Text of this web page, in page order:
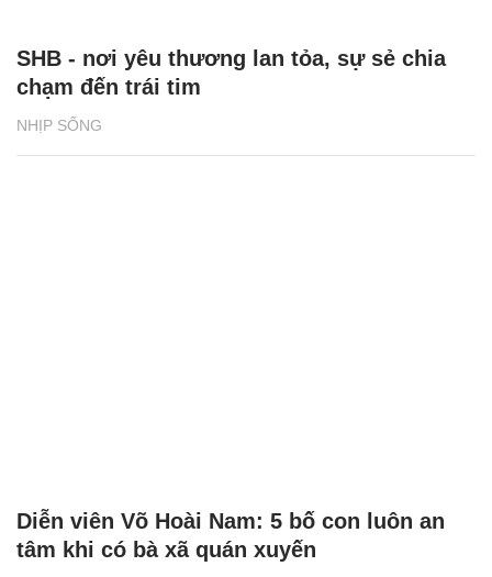
NHỊP SỐNG
SHB - nơi yêu thương lan tỏa, sự sẻ chia
chạm đến trái tim
Diễn viên Võ Hoài Nam: 5 bố con luôn an
tâm khi có bà xã quán xuyến